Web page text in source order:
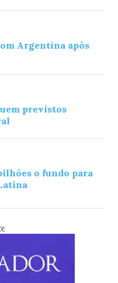
Argentina após
previstos
o fundo para